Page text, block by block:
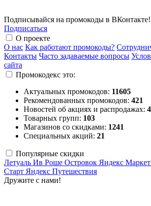
Подписывайся на промокоды в ВКонтакте!
Подписаться
О проекте
О нас Как работают промокоды?
Контакты Часто задаваемые вопросы
сайта
Промокодекс это:
Актуальных промокодов: 11605
Рекомендованных промокодов: 421
Новостей об акциях и распродажах:
Товарных групп: 103
Магазинов со скидками: 1241
Специальных акций: 21
Популярные скидки
Летуаль Ив Роше Островок Яндекс Маркет
Старт Яндекс Путешествия
Дружите с нами!